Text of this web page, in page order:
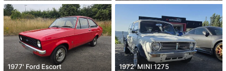
1977' Ford Escort 1972' MINI 1275